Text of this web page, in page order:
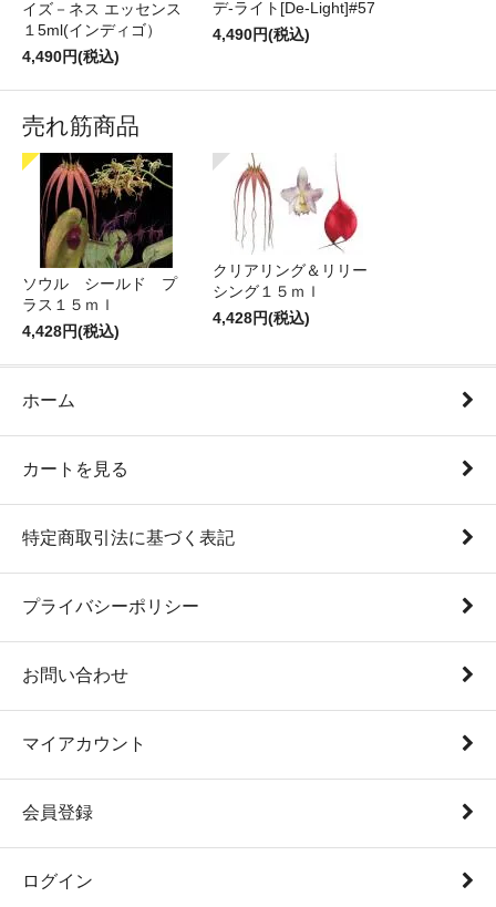
イズ－ネス エッセンス
１5ml(インディゴ）
4,490円(税込)
デ-ライト[De-Light]#57
4,490円(税込)
売れ筋商品
ソウル シールド プ
ラス１５ｍｌ
4,428円(税込)
クリアリング＆リリー
シング１５ｍｌ
4,428円(税込)
ホーム
カートを見る
特定商取引法に基づく表記
プライバシーポリシー
お問い合わせ
マイアカウント
会員登録
ログイン